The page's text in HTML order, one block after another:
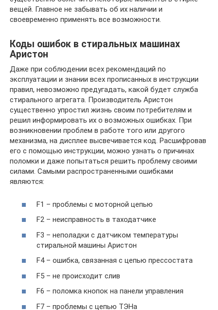
вещей. Главное не забывать об их наличии и
своевременно применять все возможности.
Коды ошибок в стиральных машинах
Аристон
Даже при соблюдении всех рекомендаций по
эксплуатации и знании всех прописанных в инструкции
правил, невозможно предугадать, какой будет служба
стирального агрегата. Производитель Аристон
существенно упростил жизнь своим потребителям и
решил информировать их о возможных ошибках. При
возникновении проблем в работе того или другого
механизма, на дисплее высвечивается код. Расшифровав
его с помощью инструкции, можно узнать о причинах
поломки и даже попытаться решить проблему своими
силами. Самыми распространенными ошибками
являются:
F1 – проблемы с моторной цепью
F2 – неисправность в таходатчике
F3 – неполадки с датчиком температуры
стиральной машины Аристон
F4 – ошибка, связанная с цепью прессостата
F5 – не происходит слив
F6 – поломка кнопок на панели управления
F7 – проблемы с цепью ТЭНа